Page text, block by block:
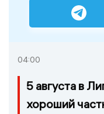
04:00
5 августа в
хороший